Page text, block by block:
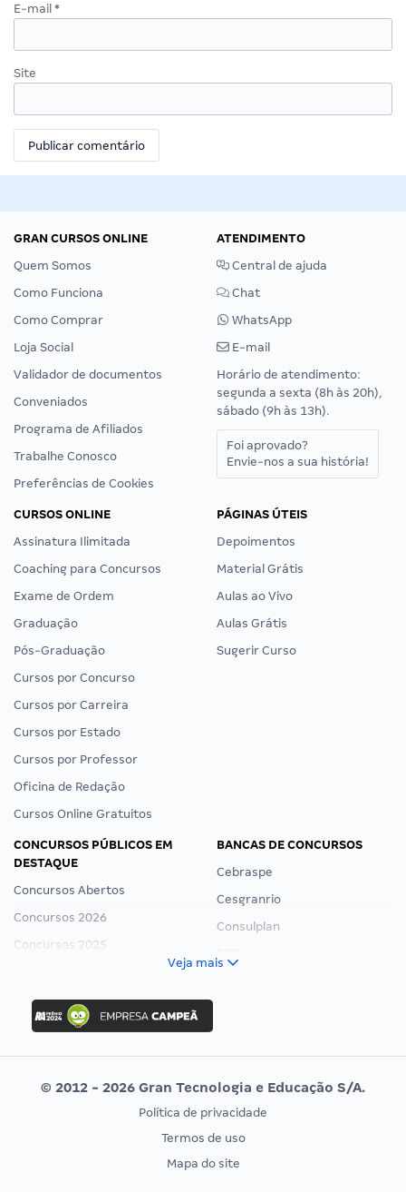
E-mail *
Site
GRAN CURSOS ONLINE
Quem Somos
Como Funciona
Como Comprar
Loja Social
Validador de documentos
Conveniados
Programa de Afiliados
Trabalhe Conosco
Preferências de Cookies
ATENDIMENTO
Central de ajuda
Chat
WhatsApp
E-mail
Horário de atendimento:
segunda a sexta (8h às 20h),
sábado (9h às 13h).
Foi aprovado?
Envie-nos a sua história!
CURSOS ONLINE
Assinatura Ilimitada
Coaching para Concursos
Exame de Ordem
Graduação
Pós-Graduação
Cursos por Concurso
Cursos por Carreira
Cursos por Estado
Cursos por Professor
Oficina de Redação
Cursos Online Gratuitos
PÁGINAS ÚTEIS
Depoimentos
Material Grátis
Aulas ao Vivo
Aulas Grátis
Sugerir Curso
CONCURSOS PÚBLICOS EM
DESTAQUE
Concursos Abertos
Concursos 2026
Concursos 2025
Concurso Ibama
Concurso MPU
Editais publicados
BANCAS DE CONCURSOS
Cebraspe
Cesgranrio
Consulplan
Vunesp
CONCURSOS POR PROFISSÃO
EXAME DE ORDEM
Veja mais
© 2012 - 2026 Gran Tecnologia e Educação S/A.
Política de privacidade
Termos de uso
Mapa do site